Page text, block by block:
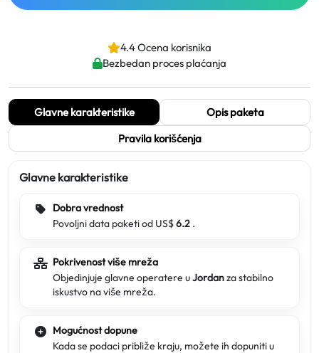
4.4 Ocena korisnika
Bezbedan proces plaćanja
Glavne karakteristike
Opis paketa
Pravila korišćenja
Glavne karakteristike
Dobra vrednost
Povoljni data paketi od US$6.2 .
Pokrivenost više mreža
Objedinjuje glavne operatere uJordanza stabilno
iskustvo na više mreža.
Mogućnost dopune
Kada se podaci približe kraju, možete ih dopuniti u